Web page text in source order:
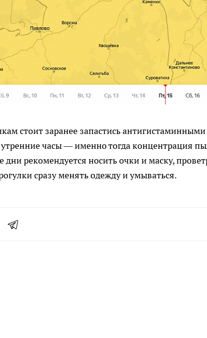
стоит заранее запастись
часы — именно тогда концентрация
дни рекомендуется носить очки и маску,
сразу менять одежду и умываться.